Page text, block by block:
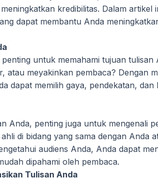
kredibilitas. Dalam artikel
dapat membantu Anda
untuk memahami tujuan tulisan
atau meyakinkan pembaca? Dengan
dapat memilih gaya, pendekatan,
Anda, penting juga untuk mengenali
di bidang yang sama dengan Anda
audiens Anda, Anda dapat
dipahami oleh pembaca.
Tulisan Anda